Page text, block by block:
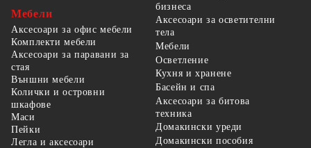
Мебели
Аксесоари за офис мебели
Комплекти мебели
Аксесоари за паравани за
стая
Външни мебели
Колички и островни
шкафове
Маси
Пейки
Легла и аксесоари
бизнеса
Аксесоари за осветителни
тела
Мебели
Осветление
Кухня и хранене
Басейн и спа
Аксесоари за битова
техника
Домакински уреди
Домакински пособия